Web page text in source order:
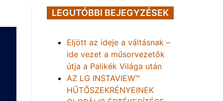
LEGUTÓBBI BEJEGYZÉSEK
Eljött az ideje a váltásnak –
ide vezet a műsorvezetők
útja a Palikék Világa után
AZ LG INSTAVIEW™
HŰTŐSZEKRÉNYEINEK